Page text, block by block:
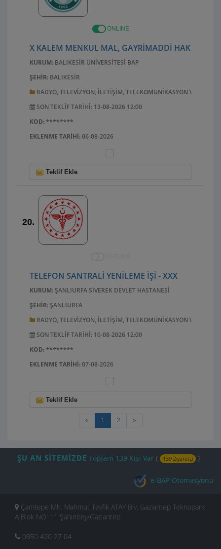
ONLINE
X KALEM MENKUL MAL, GAYRIMADDI HAK ALIM,
KURUM: BALIKESIR ÜNIVERSITESI BAP
ŞEHIR: BALIKESIR
RADYO, TELEVIZYON, ILETIŞIM, TELEKOMÜNIKASYON VE ILGILI
SON TEKLIF TARIHI: 13-08-2026 12:00
KOD:********
EKLENME TARIHI:06-08-2026
Teklif Ekle
20.
TELEFON SANTRALİ YENİLEME İŞİ - XXX
KURUM: ŞANLIURFA SIVEREK DEVLET HASTANESI
ŞEHIR: ŞANLIURFA
RADYO, TELEVIZYON, ILETIŞIM, TELEKOMÜNIKASYON VE ILGILI
SON TEKLIF TARIHI: 10-08-2026 12:00
KOD:********
EKLENME TARIHI:07-08-2026
Teklif Ekle
« 1 2 »
ŞU AN SİTEMİZDE Toplam 139 Kişi Var ( 139 Ziyaretçi )
e-BAP Otomasyonu
Çamtepe Mh. Mahmut Tevfik ATAY Blv. Gaziantep Teknopark
A Blok NO: 11 Şahinbey/Gaziantep
0850 420 27 04